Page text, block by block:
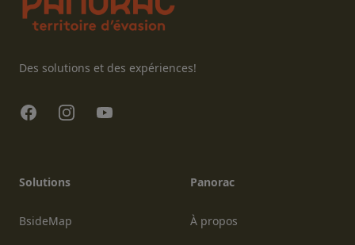
Des solutions et des expériences!
FacebookInstagramYouTube
Solutions
BsideMap
Panorac
À propos